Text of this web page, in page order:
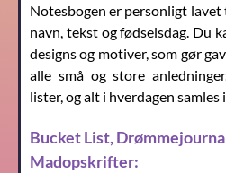
Notesbogen er personligt
navn, tekst og fødselsdag. Du
designs og motiver, som gør
alle små og store
lister, og alt i hverdagen samles
Bucket List,
Madopskrifter: